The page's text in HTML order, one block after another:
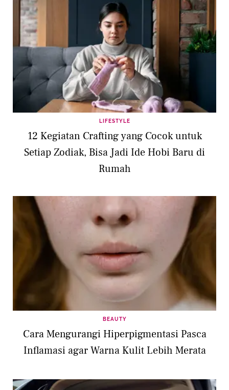
LIFESTYLE
12 Kegiatan Crafting yang Cocok untuk
Setiap Zodiak, Bisa Jadi Ide Hobi Baru di
Rumah
BEAUTY
Cara Mengurangi Hiperpigmentasi Pasca
Inflamasi agar Warna Kulit Lebih Merata